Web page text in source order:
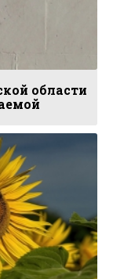
области